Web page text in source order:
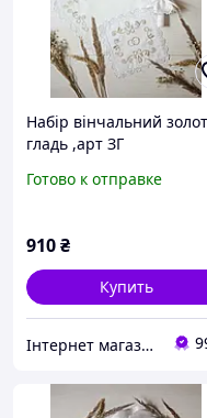
Набір вінчальний
гладь ,арт ЗГ
Готово к отправке
910₴
Купить
Інтернет магазин "Вишиванка.Nет"